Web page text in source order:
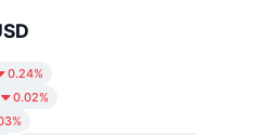
0.24%
0.02%